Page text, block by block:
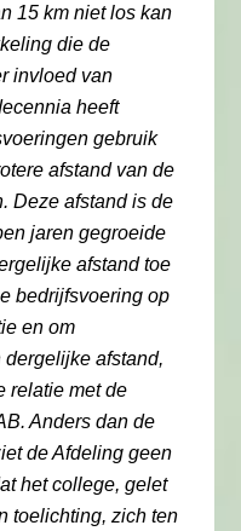
15 km niet los kan
die de
invloed van
heeft
gebruik
afstand van de
Deze afstand is de
jaren gegroeide
afstand toe
bedrijfsvoering op
en om
afstand,
relatie met de
Anders dan de
de Afdeling geen
het college, gelet
toelichting, zich ten